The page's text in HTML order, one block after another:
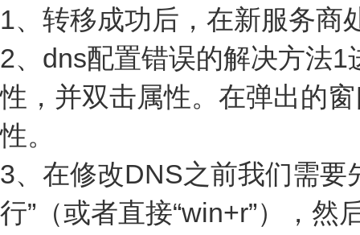
1、转移成功后，在新服务商
2、dns配置错误的解决方法
性，并双击属性。在弹出的
性。
3、在修改DNS之前我们需要
行”（或者直接“win+r”），然